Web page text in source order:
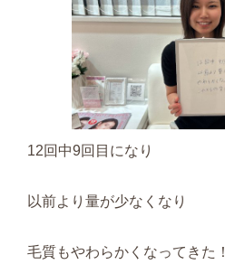
12回中9回目になり
以前より量が少なくなり
毛質もやわらかくなってきた！